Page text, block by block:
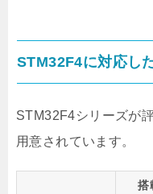
STM32F4に対応し
STM32F4シリーズが
用意されています。
搭